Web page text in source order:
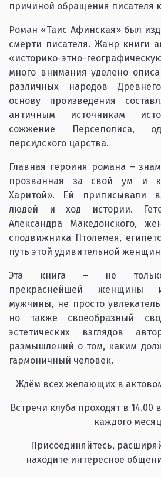
причиной обращения писателя
Роман «Таис Афинская» был
смерти писателя. Жанр книги
«историко-этно-
много внимания уделено
различных народов
основу произведения
античным источникам
сожжение Персеполиса,
персидского царства.
Главная героиня романа –
прозванная за свой ум и
Харитой». Ей приписывали
людей и ход истории.
Александра Македонского,
сподвижника Птолемея,
путь этой удивительной
Эта книга – не только
прекраснейшей женщины
мужчины, не просто
но также своеобразный
эстетических взглядов
размышлений о том, каким
гармоничный человек.
Ждём всех желающих в
Встречи клуба проходят в 14.00
каждого
Присоединяйтесь,
находите интересное